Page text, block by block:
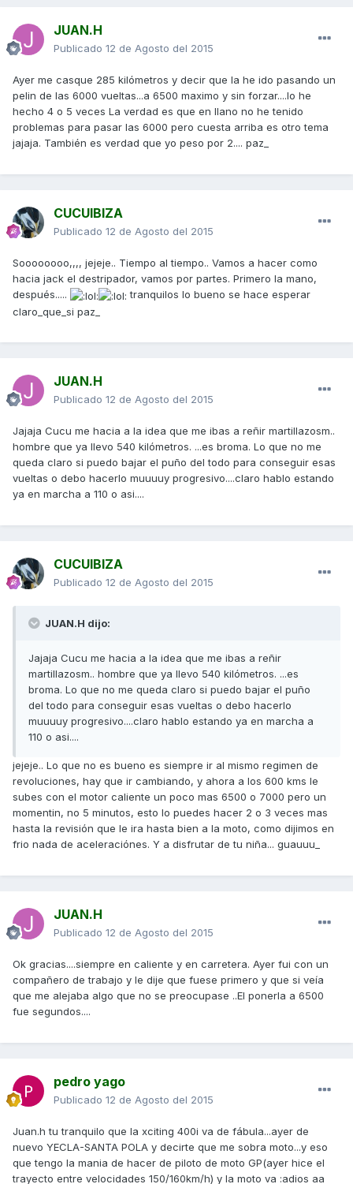
JUAN.H
Publicado 12 de Agosto del 2015
Ayer me casque 285 kilómetros y decir que la he ido pasando un
pelin de las 6000 vueltas...a 6500 maximo y sin forzar....lo he
hecho 4 o 5 veces La verdad es que en llano no he tenido
problemas para pasar las 6000 pero cuesta arriba es otro tema
jajaja. También es verdad que yo peso por 2.... paz_
CUCUIBIZA
Publicado 12 de Agosto del 2015
Soooooooo,,,, jejeje.. Tiempo al tiempo.. Vamos a hacer como
hacia jack el destripador, vamos por partes. Primero la mano,
después.....
tranquilos lo bueno se hace esperar
claro_que_si paz_
JUAN.H
Publicado 12 de Agosto del 2015
Jajaja Cucu me hacia a la idea que me ibas a reñir martillazosm..
hombre que ya llevo 540 kilómetros. ...es broma. Lo que no me
queda claro si puedo bajar el puño del todo para conseguir esas
vueltas o debo hacerlo muuuuy progresivo....claro hablo estando
ya en marcha a 110 o asi....
CUCUIBIZA
Publicado 12 de Agosto del 2015
JUAN.H dijo:
Jajaja Cucu me hacia a la idea que me ibas a reñir
martillazosm.. hombre que ya llevo 540 kilómetros. ...es
broma. Lo que no me queda claro si puedo bajar el puño
del todo para conseguir esas vueltas o debo hacerlo
muuuuy progresivo....claro hablo estando ya en marcha a
110 o asi....
jejeje.. Lo que no es bueno es siempre ir al mismo regimen de
revoluciones, hay que ir cambiando, y ahora a los 600 kms le
subes con el motor caliente un poco mas 6500 o 7000 pero un
momentin, no 5 minutos, esto lo puedes hacer 2 o 3 veces mas
hasta la revisión que le ira hasta bien a la moto, como dijimos en
frio nada de aceleraciónes. Y a disfrutar de tu niña... guauuu_
JUAN.H
Publicado 12 de Agosto del 2015
Ok gracias....siempre en caliente y en carretera. Ayer fui con un
compañero de trabajo y le dije que fuese primero y que si veía
que me alejaba algo que no se preocupase ..El ponerla a 6500
fue segundos....
pedro yago
Publicado 12 de Agosto del 2015
Juan.h tu tranquilo que la xciting 400i va de fábula...ayer de
nuevo YECLA-SANTA POLA y decirte que me sobra moto...y eso
que tengo la mania de hacer de piloto de moto GP(ayer hice el
trayecto entre velocidades 150/160km/h) y la moto va :adios aa